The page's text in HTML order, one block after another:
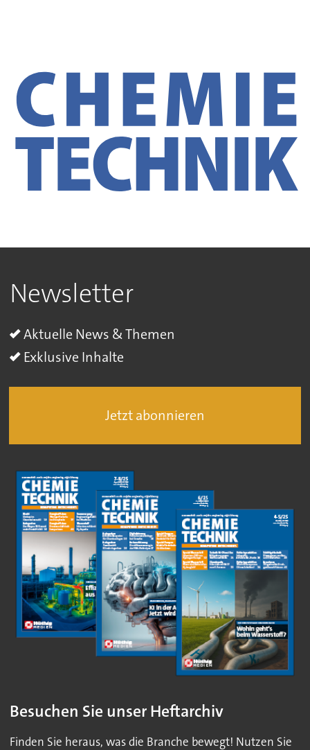
Newsletter
Aktuelle News & Themen
Exklusive Inhalte
Jetzt abonnieren
Besuchen Sie unser Heftarchiv
Finden Sie heraus, was die Branche bewegt! Nutzen Sie